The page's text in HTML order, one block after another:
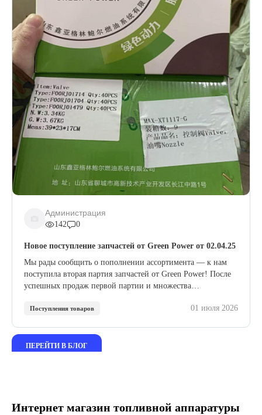
Администрация
142 0
Новое поступление запчастей от Green Power от 02.04.25
Мы рады сообщить о пополнении ассортимента — к нам
поступила вторая партия запчастей от Green Power! После
успешных продаж первой партии и множества
этим проверенным производителем.
Поступления товаров 01 июля 2026
ПЕРЕЙТИ В БЛОГ
Интернет магазин топливной аппаратуры